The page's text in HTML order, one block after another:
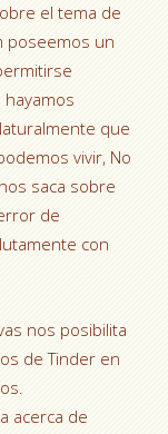
el tema de
poseemos un
que
vivir, No
saca sobre
de
con
nos posibilita
de Tinder en
acerca de